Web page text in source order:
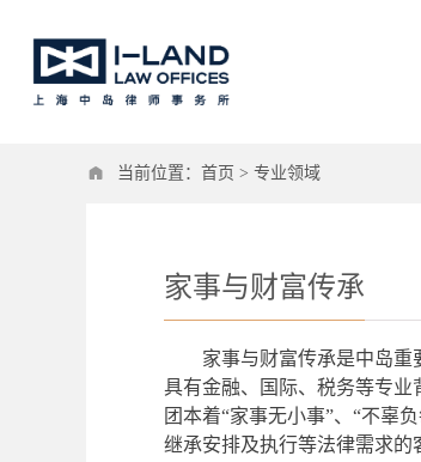
当前位置： 首页 > 专业领域
家事与财富传承
家事与财富传承是中岛
具有金融、国际、税务等专
团本着“家事无小事”、“不辜
继承安排及执行等法律需求